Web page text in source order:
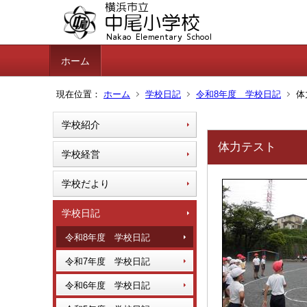
ホーム
現在位置： ホーム 学校日記 令和8年度 学校日記 体
学校紹介
学校経営
学校だより
学校日記
令和8年度 学校日記
令和7年度 学校日記
令和6年度 学校日記
体力テスト